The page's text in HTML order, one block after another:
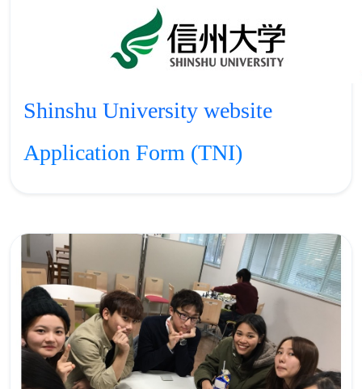
Shinshu University website
Application Form (TNI)